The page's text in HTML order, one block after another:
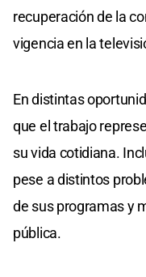
recuperación de la
vigencia en la
En distintas
que el trabajo
su vida cotidiana.
pese a distintos
de sus programas y
pública.